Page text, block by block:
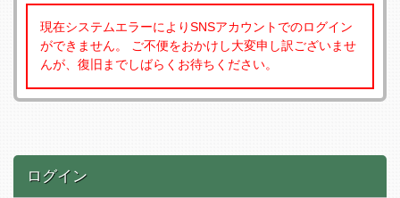
現在システムエラーによりSNSアカウントでのログイン
ができません。 ご不便をおかけし大変申し訳ございませ
んが、復旧までしばらくお待ちください。
ログイン